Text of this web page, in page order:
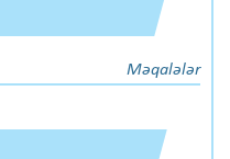
Məqalələr